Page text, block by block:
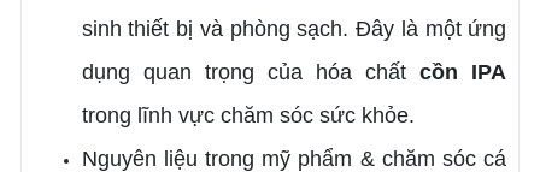
sinh thiết bị và phòng sạch. Đây là một ứng
dụng quan trọng của hóa chấtcồn IPA
trong lĩnh vực chăm sóc sức khỏe.
Nguyên liệu trong mỹ phẩm & chăm sóc cá